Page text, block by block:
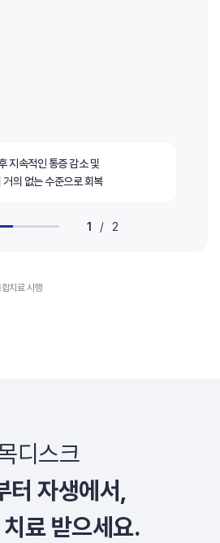
지속적인 통증 감소 및
거의 없는 수준으로 회복
1 / 2
치료 시행
디스크
터 자생에서,
료 받으세요.